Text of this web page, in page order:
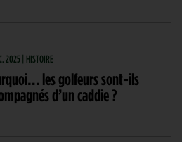
2025 | HISTOIRE
les golfeurs sont-ils
d’un caddie ?